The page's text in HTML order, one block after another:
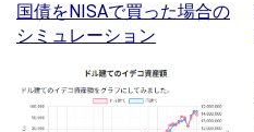
国債をNISAで買った場合の
シミュレーション